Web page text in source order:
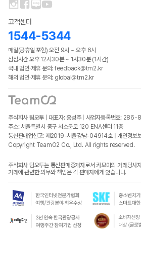
고객센터
1544-5344
매일(공휴일 포함) 오전 9시 ~ 오후 6시
점심시간 오후 12시30분 ~ 1시30분 (1시간)
국내 법인·제휴 문의: feedback@tm2.kr
해외 법인·제휴 문의: global@tm2.kr
주식회사 팀오투 | 대표자: 홍성주 | 사업자등록번호:
주소: 서울특별시 중구 서소문로 120 ENA센터 11층
통신판매업신고: 제2019-서울강남-04914호 | 개인정보
Copyright TeamO2 Co., Ltd. All rights reserved.
주식회사 팀오투는 통신판매중개자로서 카모아의 거래당사
거래에 관련한 의무와 책임은 각 판매자에게 있습니다.